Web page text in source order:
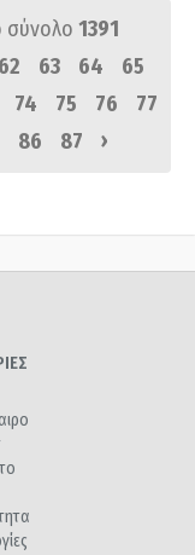
σύνολο 1391
62 63 64
65
74 75 76
77
86 87 ›